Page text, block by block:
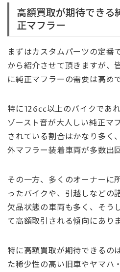
高額買取が期待できる
正マフラー
まずはカスタムパーツの定番
から紹介させて頂きますが、
に純正マフラーの需要は高めで
特に126cc以上のバイクであ
ゾースト音が大人しい純正マ
されている割合はかなり多く
外マフラー装着車両が多数出
その一方、多くのオーナーに
ったバイクや、引越しなどの
欠品状態の車両も多く、そう
て高額取引される傾向にありま
特に高額買取が期待できるの
た稀少性の高い旧車やヤマハ